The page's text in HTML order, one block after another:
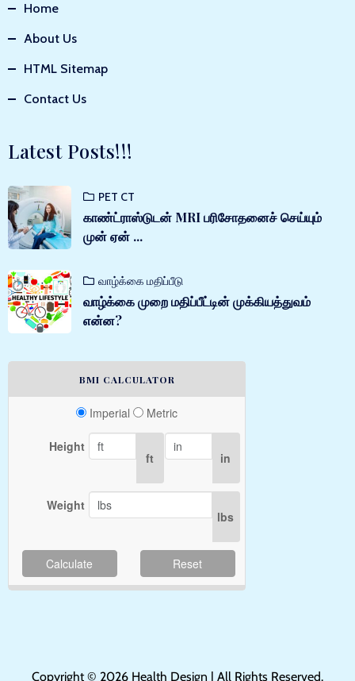
Home
About Us
HTML Sitemap
Contact Us
Latest Posts!!!
PET CT
காண்ட்ராஸ்டுடன் MRI பரிசோதனைச் செய்யும்
முன் ஏன் ...
வாழ்க்கை மதிப்பீடு
வாழ்க்கை முறை மதிப்பீட்டின் முக்கியத்துவம்
என்ன?
BMI CALCULATOR
Imperial Metric
Height
ft in
Weight
lbs
Calculate Reset
Copyright © 2026 Health Design | All Rights Reserved.